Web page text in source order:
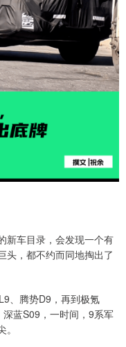
新车目录，会发现一个有
头，都不约而同地掏出了
、腾势D9，再到极氪
蓝S09，一时间，9系军